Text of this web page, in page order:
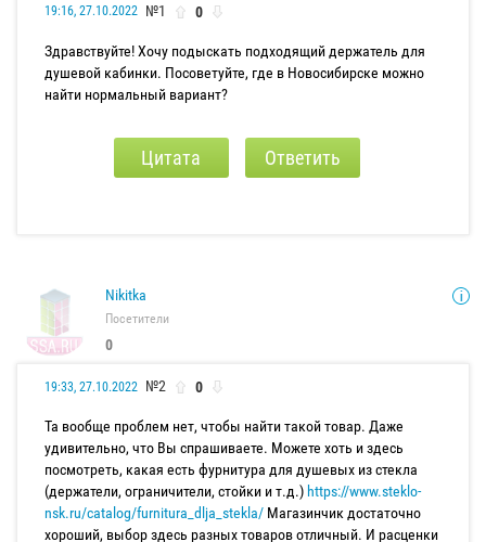
19:16, 27.10.2022 №1 0
Здравствуйте! Хочу подыскать подходящий держатель для
душевой кабинки. Посоветуйте, где в Новосибирске можно
найти нормальный вариант?
Цитата Ответить
Nikitka
Посетители
0
19:33, 27.10.2022 №2 0
Та вообще проблем нет, чтобы найти такой товар. Даже
удивительно, что Вы спрашиваете. Можете хоть и здесь
посмотреть, какая есть фурнитура для душевых из стекла
(держатели, ограничители, стойки и т.д.) https://www.steklo-
nsk.ru/catalog/furnitura_dlja_stekla/ Магазинчик достаточно
хороший, выбор здесь разных товаров отличный. И расценки